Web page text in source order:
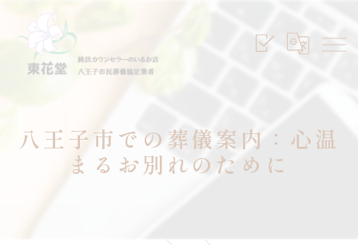
八王子市での葬儀案内：心温
まるお別れのために